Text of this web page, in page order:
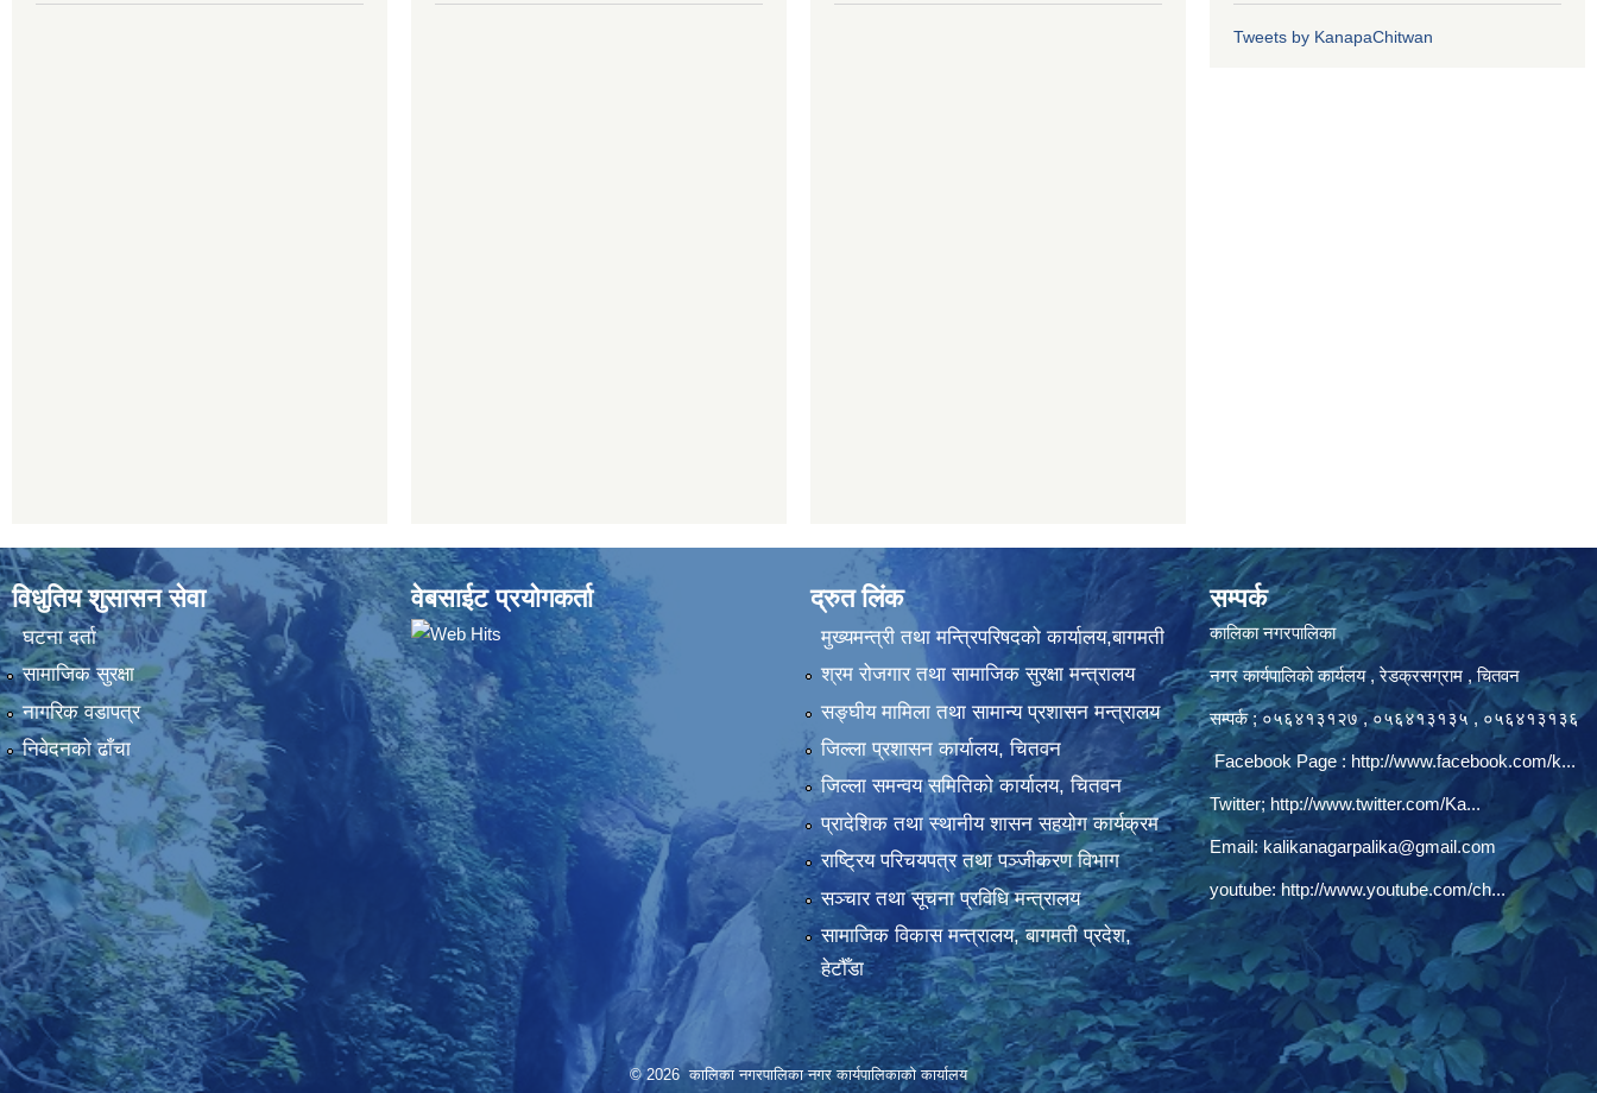
Tweets by KanapaChitwan
विधुतिय शुसासन सेवा
घटना दर्ता
सामाजिक सुरक्षा
नागरिक वडापत्र
निवेदनकाे ढाँचा
वेबसाईट प्रयोगकर्ता द्रुत लिंक
मुख्यमन्त्री तथा मन्त्रिपरिषदको कार्यालय,बागमती
श्रम रोजगार तथा सामाजिक सुरक्षा मन्त्रालय
सङ्‍घीय मामिला तथा सामान्य प्रशासन मन्त्रालय
जिल्ला प्रशासन कार्यालय, चितवन
जिल्ला समन्वय समितिको कार्यालय, चितवन
प्रादेशिक तथा स्थानीय शासन सहयोग कार्यक्रम
राष्ट्रिय परिचयपत्र तथा पञ्‍जीकरण विभाग
सञ्‍चार तथा सूचना प्रविधि मन्त्रालय
सामाजिक विकास मन्त्रालय, बागमती प्रदेश,
हेटौँडा
सम्पर्क
कालिका नगरपालिका
नगर कार्यपालिकाे कार्यलय‍ , रेडक्रसग्राम , चितवन
सम्पर्क ; ०५६४१३१२७ , ०५६४१३१३५ , ०५६४१३१३६
Facebook Page : http://www.facebook.com/k...
Twitter; http://www.twitter.com/Ka...
Email:kalikanagarpalika@gmail.com
youtube: http://www.youtube.com/ch...
© 2026 कालिका नगरपालिका नगर कार्यपालिकाकाे कार्यालय